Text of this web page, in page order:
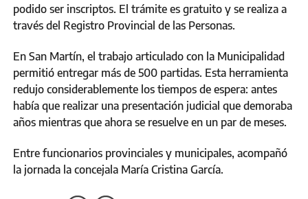
podido ser inscriptos. El trámite es gratuito y se realiza a
través del Registro Provincial de las Personas.
En San Martín, el trabajo articulado con la Municipalidad
permitió entregar más de 500 partidas. Esta herramienta
redujo considerablemente los tiempos de espera: antes
había que realizar una presentación judicial que demoraba
años mientras que ahora se resuelve en un par de meses.
Entre funcionarios provinciales y municipales, acompañó
la jornada la concejala María Cristina García.